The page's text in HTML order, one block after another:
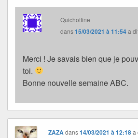
Quichottine
dans15/03/2021 à 11:54a
Merci ! Je savais bien que je
toi.
Bonne nouvelle semaine ABC.
ZAZAdans14/03/2021 à 12:18 a